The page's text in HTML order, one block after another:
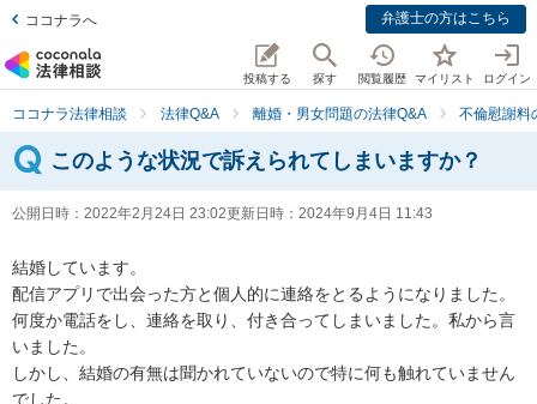
ココナラへ 弁護士の方はこちら
投稿する 探す 閲覧履歴 マイリスト ログイン
ココナラ法律相談 法律Q&A 離婚・男女問題の法律Q&A 不倫慰謝料
このような状況で訴えられてしまいますか？
公開日時： 2022年2月24日 23:02更新日時： 2024年9月4日 11:43
結婚しています。
配信アプリで出会った方と個人的に連絡をとるようになりました。
何度か電話をし、連絡を取り、付き合ってしまいました。私から言
いました。
しかし、結婚の有無は聞かれていないので特に何も触れていません
でした。